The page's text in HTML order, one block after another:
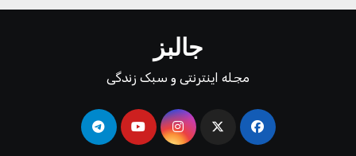
جالبز
مجله اینترنتی و سبک زندگی